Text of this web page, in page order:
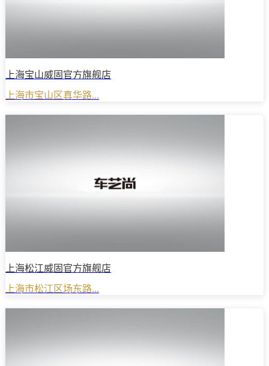
上海宝山威固官方旗舰店
上海市宝山区真华路...
上海松江威固官方旗舰店
上海市松江区场东路...